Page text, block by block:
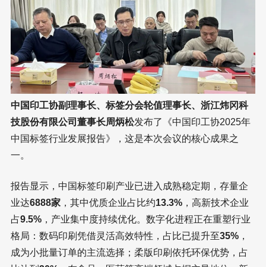
中国印工协副理事长、标签分会轮值理事长、浙江炜冈科
技股份有限公司董事长周炳松发布了《中国印工协2025年
中国标签行业发展报告》，这是本次会议的核心成果之
一。
报告显示，中国标签印刷产业已进入成熟稳定期，存量企
业达6888家 ，其中优质企业占比约13.3% ，高新技术企业
占9.5% ，产业集中度持续优化。数字化进程正在重塑行业
格局：数码印刷凭借灵活高效特性，占比已提升至35% ，
成为小批量订单的主流选择；柔版印刷依托环保优势，占